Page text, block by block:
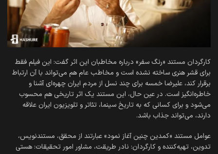
کارگردان مستند «رنگ سفر» درباره مخاطبان این اثر گفت: این فیلم فقط
برای قشر هنری ساخته نشده است و مخاطب عام هم می‌تواند با آن ارتباط
برقرار کند، علیرضا خمسه برای چند نسل از مردم ایران چهره‌ای آشنا و
خاطره‌انگیز است. در عین حال، این مستند یک اثر تاریخی هم محسوب
می‌شود و برای کسانی که به تاریخ سینما، تئاتر و تلویزیون ایران علاقه
دارند، می‌تواند جذاب باشد.
عوامل مستند «کمدین چنین آغاز نمود» عبارتند از محقق، مستندنویس،
تدوین، تهیه‌کننده و کارگردان: نادر طریقت، مشاور امور تحقیقات: هستی